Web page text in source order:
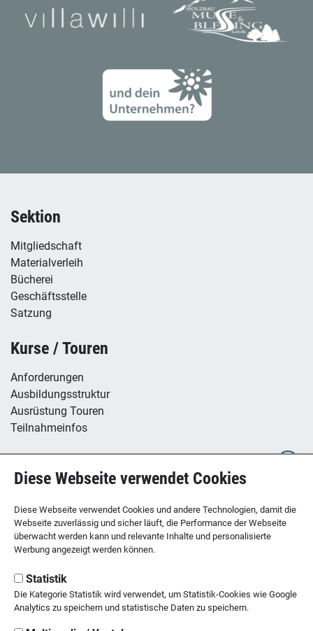
Sektion
Mitgliedschaft
Materialverleih
Bücherei
Geschäftsstelle
Satzung
Kurse / Touren
Anforderungen
Ausbildungsstruktur
Ausrüstung Touren
Teilnahmeinfos
B12 - Boulderzentrum
des Deutschen Alpenvereins
Kornhausstr. 21
Diese Webseite verwendet Cookies
Diese Webseite verwendet Cookies und andere Technologien, damit die
Webseite zuverlässig und sicher läuft, die Performance der Webseite
überwacht werden kann und relevante Inhalte und personalisierte
Werbung angezeigt werden können.
Statistik
Die Kategorie Statistik wird verwendet, um Statistik-Cookies wie Google
Analytics zu speichern und statistische Daten zu speichern.